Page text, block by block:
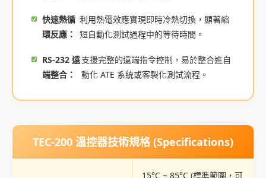
快速熱循
環反應：
利用熱電效應實現即時冷熱切換，顯著縮
短自動化測試過程中的等待時間。
RS-232 遠
端整合：
支援完整的遠端指令控制，易於整合進自
動化 ATE 系統或客製化測試流程。
TEC-200 溫控器技術規格 (Specifications)
15°C ~ 85°C (標準範圍，可